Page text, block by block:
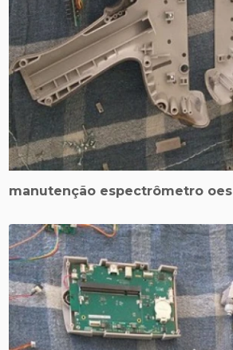
manutenção espectrômetro oes